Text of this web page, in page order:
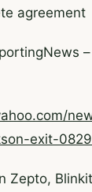
agreement
exit-
Zepto,